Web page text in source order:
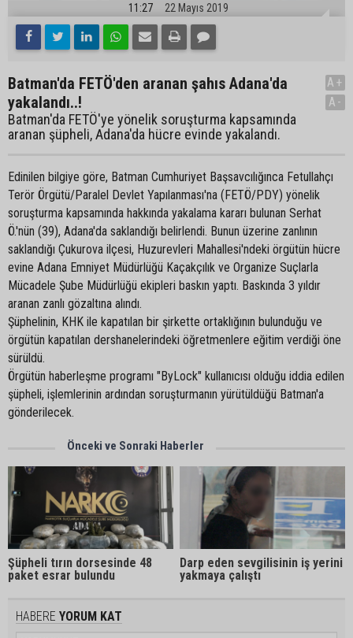
11:27 22 Mayıs 2019
Batman'da FETÖ'den aranan şahıs Adana'da
yakalandı..!
Batman'da FETÖ'ye yönelik soruşturma kapsamında
aranan şüpheli, Adana'da hücre evinde yakalandı.
A+
A-
Edinilen bilgiye göre, Batman Cumhuriyet Başsavcılığınca Fetullahçı
Terör Örgütü/Paralel Devlet Yapılanması'na (FETÖ/PDY) yönelik
soruşturma kapsamında hakkında yakalama kararı bulunan Serhat
Ö.'nün (39), Adana'da saklandığı belirlendi. Bunun üzerine zanlının
saklandığı Çukurova ilçesi, Huzurevleri Mahallesi'ndeki örgütün hücre
evine Adana Emniyet Müdürlüğü Kaçakçılık ve Organize Suçlarla
Mücadele Şube Müdürlüğü ekipleri baskın yaptı. Baskında 3 yıldır
aranan zanlı gözaltına alındı.
Şüphelinin, KHK ile kapatılan bir şirkette ortaklığının bulunduğu ve
örgütün kapatılan dershanelerindeki öğretmenlere eğitim verdiği öne
sürüldü.
Örgütün haberleşme programı "ByLock" kullanıcısı olduğu iddia edilen
şüpheli, işlemlerinin ardından soruşturmanın yürütüldüğü Batman'a
gönderilecek.
Önceki ve Sonraki Haberler
Şüpheli tırın dorsesinde 48
paket esrar bulundu
Darp eden sevgilisinin iş yerini
yakmaya çalıştı
HABERE YORUM KAT